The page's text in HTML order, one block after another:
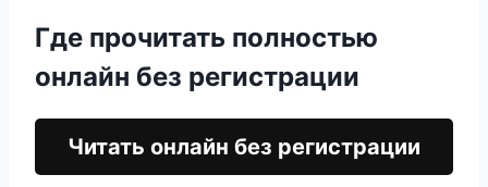
Где прочитать полностью
онлайн без регистрации
Читать онлайн без регистрации